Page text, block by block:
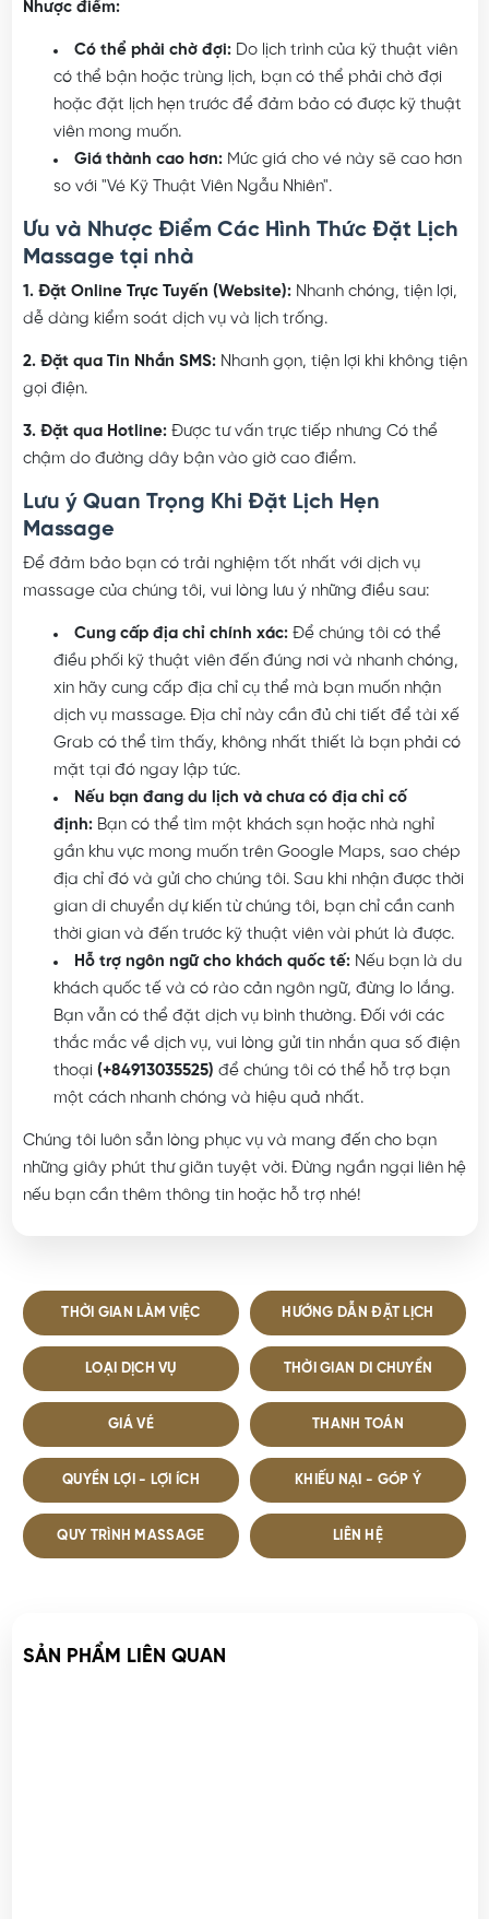
Nhược điểm:
Có thể phải chờ đợi:Do lịch trình của kỹ thuật viên
có thể bận hoặc trùng lịch, bạn có thể phải chờ đợi
hoặc đặt lịch hẹn trước để đảm bảo có được kỹ thuật
viên mong muốn.
Giá thành cao hơn:Mức giá cho vé này sẽ cao hơn
so với "Vé Kỹ Thuật Viên Ngẫu Nhiên".
Ưu và Nhược Điểm Các Hình Thức Đặt Lịch
Massage tại nhà
1. Đặt Online Trực Tuyến (Website):Nhanh chóng, tiện lợi,
dễ dàng kiểm soát dịch vụ và lịch trống.
2. Đặt qua Tin Nhắn SMS:Nhanh gọn, tiện lợi khi không tiện
gọi điện.
3. Đặt qua Hotline:Được tư vấn trực tiếp nhưng Có thể
chậm do đường dây bận vào giờ cao điểm.
Lưu ý Quan Trọng Khi Đặt Lịch Hẹn
Massage
Để đảm bảo bạn có trải nghiệm tốt nhất với dịch vụ
massage của chúng tôi, vui lòng lưu ý những điều sau:
Cung cấp địa chỉ chính xác:Để chúng tôi có thể
điều phối kỹ thuật viên đến đúng nơi và nhanh chóng,
xin hãy cung cấp địa chỉ cụ thể mà bạn muốn nhận
dịch vụ massage. Địa chỉ này cần đủ chi tiết để tài xế
Grab có thể tìm thấy, không nhất thiết là bạn phải có
mặt tại đó ngay lập tức.
Nếu bạn đang du lịch và chưa có địa chỉ cố
định:Bạn có thể tìm một khách sạn hoặc nhà nghỉ
gần khu vực mong muốn trên Google Maps, sao chép
địa chỉ đó và gửi cho chúng tôi. Sau khi nhận được thời
gian di chuyển dự kiến từ chúng tôi, bạn chỉ cần canh
thời gian và đến trước kỹ thuật viên vài phút là được.
Hỗ trợ ngôn ngữ cho khách quốc tế:Nếu bạn là du
khách quốc tế và có rào cản ngôn ngữ, đừng lo lắng.
Bạn vẫn có thể đặt dịch vụ bình thường. Đối với các
thắc mắc về dịch vụ, vui lòng gửi tin nhắn qua số điện
thoại (+84913035525) để chúng tôi có thể hỗ trợ bạn
một cách nhanh chóng và hiệu quả nhất.
Chúng tôi luôn sẵn lòng phục vụ và mang đến cho bạn
những giây phút thư giãn tuyệt vời. Đừng ngần ngại liên hệ
nếu bạn cần thêm thông tin hoặc hỗ trợ nhé!
THỜI GIAN LÀM VIỆC HƯỚNG DẪN ĐẶT LỊCH
LOẠI DỊCH VỤ THỜI GIAN DI CHUYỂN
GIÁ VÉ THANH TOÁN
QUYỀN LỢI - LỢI ÍCH KHIẾU NẠI - GÓP Ý
QUY TRÌNH MASSAGE LIÊN HỆ
SẢN PHẨM LIÊN QUAN